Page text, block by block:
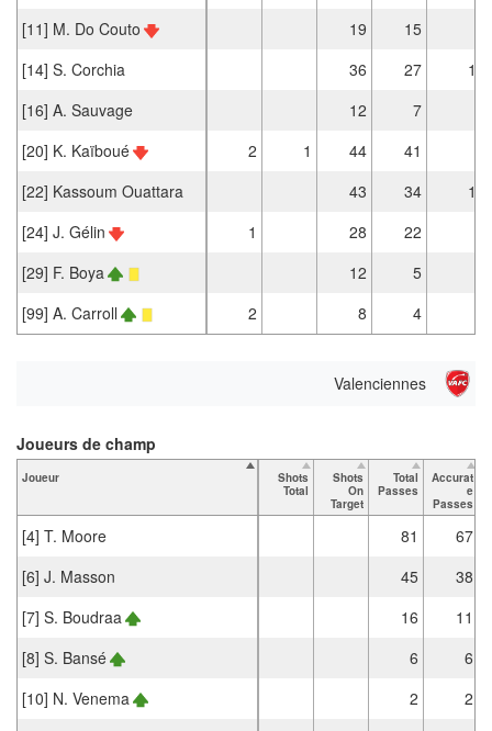
[11] M. Do Couto
19
15
[14] S. Corchia
36 27
1
[16] A. Sauvage
12
7
[20] K. Kaïboué
2 1 44
41
[22] Kassoum Ouattara
43 34
1
[24] J. Gélin
1 28
22
[29] F. Boya
12
5
[99] A. Carroll
2 8 4
Valenciennes
Joueur
Shots
Total
Shots
On
Target
Total
Passes
Accurat
e
Passes
[4] T. Moore 81
67
[6] J. Masson
45
38
[7] S. Boudraa
16
11
[8] S. Bansé
6
6
[10] N. Venema
2
2
Joueurs de champ